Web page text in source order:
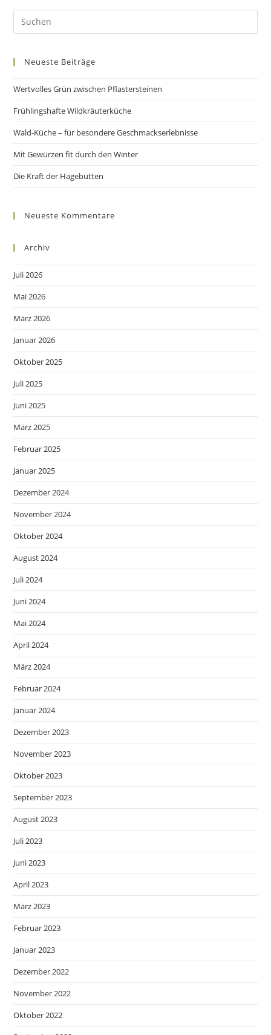
Neueste Beiträge
Wertvolles Grün zwischen Pflastersteinen
Frühlingshafte Wildkräuterküche
Wald-Küche – für besondere Geschmackserlebnisse
Mit Gewürzen fit durch den Winter
Die Kraft der Hagebutten
Neueste Kommentare
Archiv
Juli 2026
Mai 2026
März 2026
Januar 2026
Oktober 2025
Juli 2025
Juni 2025
März 2025
Februar 2025
Januar 2025
Dezember 2024
November 2024
Oktober 2024
August 2024
Juli 2024
Juni 2024
Mai 2024
April 2024
März 2024
Februar 2024
Januar 2024
Dezember 2023
November 2023
Oktober 2023
September 2023
August 2023
Juli 2023
Juni 2023
April 2023
März 2023
Februar 2023
Januar 2023
Dezember 2022
November 2022
Oktober 2022